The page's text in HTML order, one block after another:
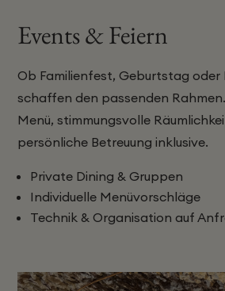
Events & Feiern
Ob Familienfest, Geburtstag oder
schaffen den passenden
Menü, stimmungsvolle
persönliche Betreuung inklusive.
Private Dining & Gruppen
Individuelle Menüvorschläge
Technik & Organisation auf